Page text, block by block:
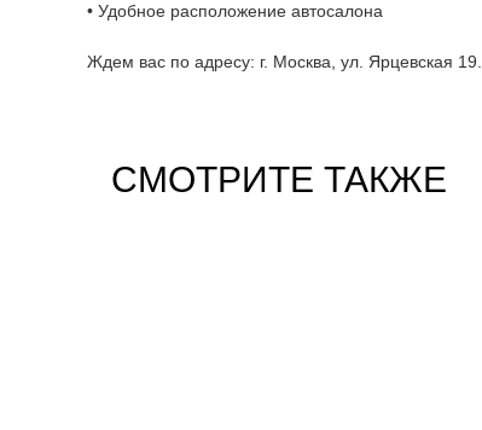
• Удобное расположение автосалона
Ждем вас по адресу: г. Москва, ул. Ярцевская 19.
СМОТРИТЕ ТАКЖЕ